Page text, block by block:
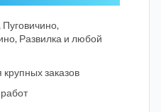
Развилка и любой
заказов